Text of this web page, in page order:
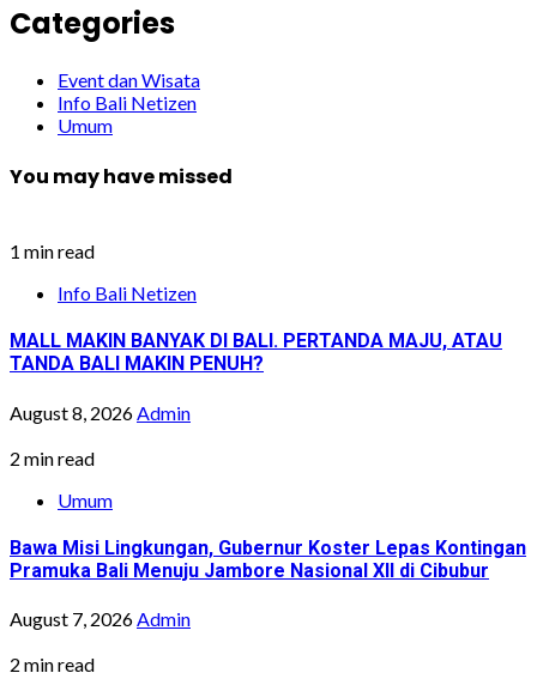
Categories
Event dan Wisata
Info Bali Netizen
Umum
You may have missed
1 min read
Info Bali Netizen
MALL MAKIN BANYAK DI BALI. PERTANDA MAJU, ATAU
TANDA BALI MAKIN PENUH?
August 8, 2026 Admin
2 min read
Umum
Bawa Misi Lingkungan, Gubernur Koster Lepas Kontingan
Pramuka Bali Menuju Jambore Nasional XII di Cibubur
August 7, 2026Admin
2 min read